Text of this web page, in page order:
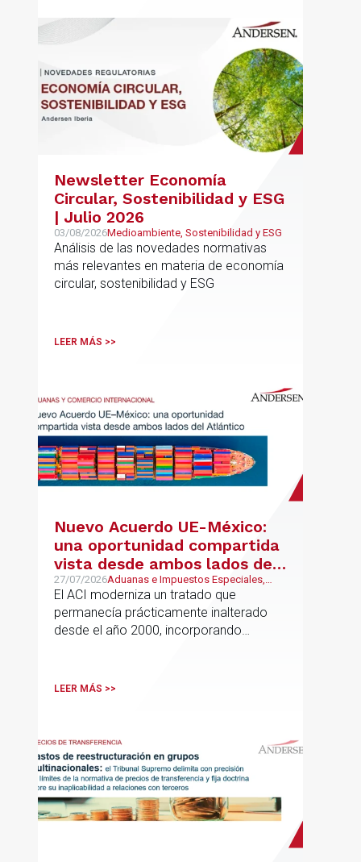
Newsletter Economía
Circular, Sostenibilidad y ESG
| Julio 2026
03/08/2026Medioambiente, Sostenibilidad y ESG
Análisis de las novedades normativas
más relevantes en materia de economía
circular, sostenibilidad y ESG
LEER MÁS >>
Nuevo Acuerdo UE-México:
una oportunidad compartida
vista desde ambos lados del
Atlántico
27/07/2026Aduanas e Impuestos Especiales,
Mexican Desk
El ACI moderniza un tratado que
permanecía prácticamente inalterado
desde el año 2000, incorporando
LEER MÁS >>